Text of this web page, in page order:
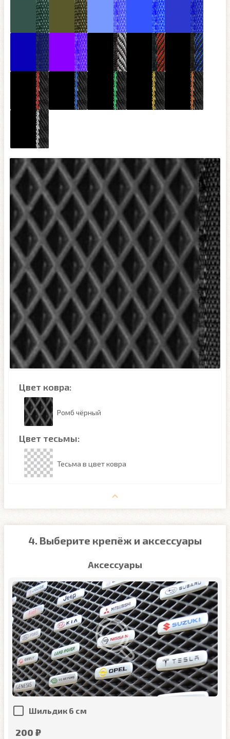
Цвет ковра:
Ромб чёрный
Цвет тесьмы:
Тесьма в цвет ковра
4. Выберите крепёж и аксессуары
Аксессуары
Шильдик 6 см
200 ₽